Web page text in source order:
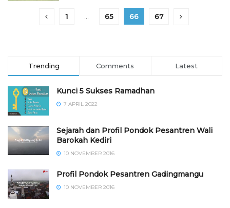
1 65 66 67
Trending Comments Latest
Kunci 5 Sukses Ramadhan
7 APRIL 2022
Sejarah dan Profil Pondok Pesantren Wali
Barokah Kediri
10 NOVEMBER 2016
⁠⁠⁠Profil Pondok Pesantren Gadingmangu
10 NOVEMBER 2016